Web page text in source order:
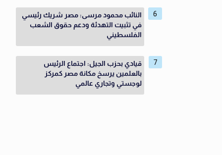
النائب محمود مرسى: مصر شريك رئيسي
في تثبيت التهدئة ودعم حقوق الشعب
الفلسطيني
قيادي بحزب الجيل: اجتماع الرئيس
بالعلمين يرسخ مكانة مصر كمركز
لوجستي وتجاري عالمي